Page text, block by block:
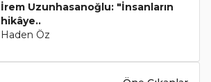
İrem Uzunhasanoğlu: "İnsanların
hikâye..
Haden Öz